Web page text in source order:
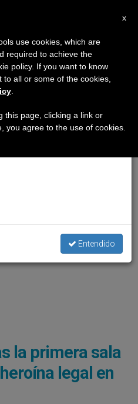
la primera sala
legal en
×
haremos la pausa
en el periodo de verano
y también el
Entendido
x
use cookies, which are
required to achieve the
policy. If you want to know
all or some of the cookies,
this page, clicking a link or
you agree to the use of cookies.